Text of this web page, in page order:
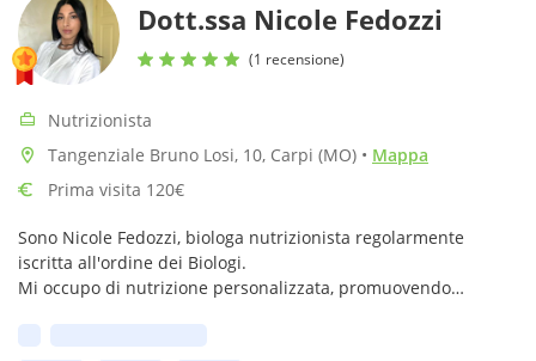
Dott.ssa Nicole Fedozzi
(1 recensione)
Nutrizionista
Tangenziale Bruno Losi, 10, Carpi (MO) • Mappa
Prima visita 120€
Sono Nicole Fedozzi, biologa nutrizionista regolarmente
iscritta all'ordine dei Biologi.
Mi occupo di nutrizione personalizzata, promuovendo